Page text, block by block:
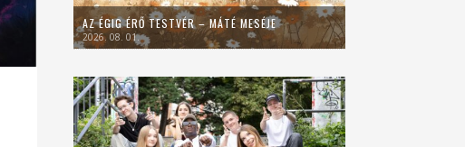
AZ ÉGIG ÉRŐ TESTVÉR – MÁTÉ MESÉJE
2026. 08. 01.